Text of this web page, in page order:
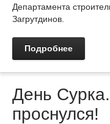
Департамента
Загрутдинов.
Подробнее
День
проснулся!